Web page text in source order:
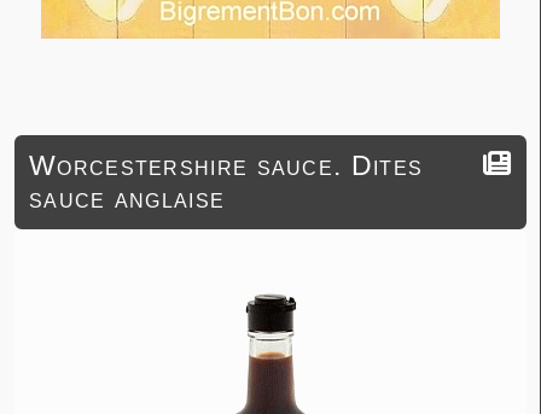
Worcestershire sauce. Dites
sauce anglaise